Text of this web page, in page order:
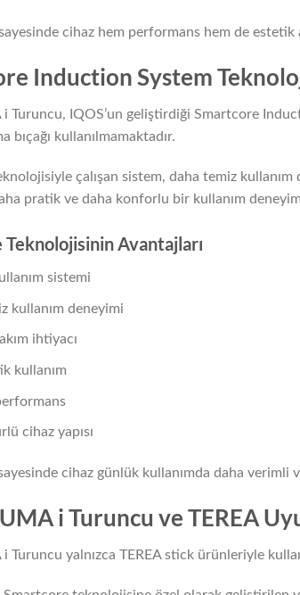
cihaz hem performans hem de estetik
Induction System
Turuncu, IQOS’un geliştirdiği Smartcore
bıçağı kullanılmamaktadır.
çalışan sistem, daha temiz
pratik ve daha konforlu bir kullanım
Avantajları
sistemi
kullanım deneyimi
ihtiyacı
kullanım
cihaz yapısı
cihaz günlük kullanımda daha verimli
i Turuncu ve TEREA
Turuncu yalnızca TEREA stick ürünleriyle